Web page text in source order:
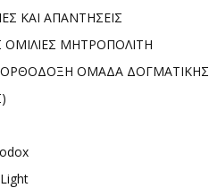
ΚΑΙ ΑΠΑΝΤΗΣΕΙΣ
ΟΜΙΛΙΕΣ ΜΗΤΡΟΠΟΛΙΤΗ
ΟΜΑΔΑ ΔΟΓΜΑΤΙΚΗΣ